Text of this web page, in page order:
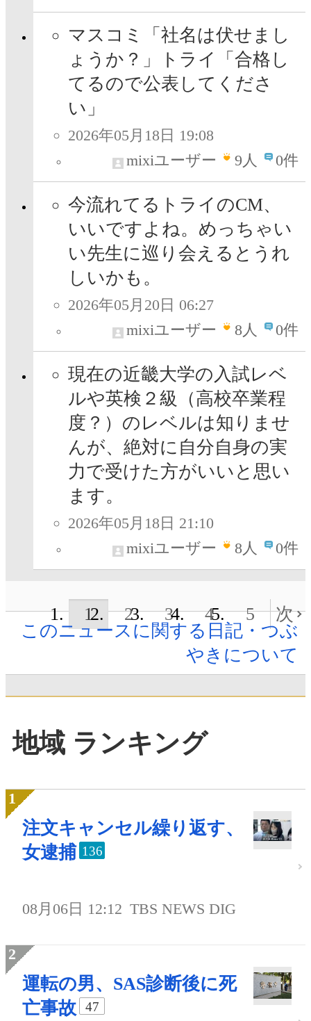
マスコミ「社名は伏せまし
ょうか？」トライ「合格し
てるので公表してくださ
い」
2026年05月18日 19:08
mixiユーザー
9人 0件
今流れてるトライのCM、
いいですよね。めっちゃい
い先生に巡り会えるとうれ
しいかも。
2026年05月20日 06:27
mixiユーザー
8人 0件
現在の近畿大学の入試レベ
ルや英検２級（高校卒業程
度？）のレベルは知りませ
んが、絶対に自分自身の実
力で受けた方がいいと思い
ます。
2026年05月18日 21:10
mixiユーザー
8人 0件
1 2 3 4 5
次
このニュースに関する日記・つぶ
やきについて
地域 ランキング
注文キャンセル繰り返す、
女逮捕 136
08月06日 12:12 TBS NEWS DIG
運転の男、SAS診断後に死
亡事故
47